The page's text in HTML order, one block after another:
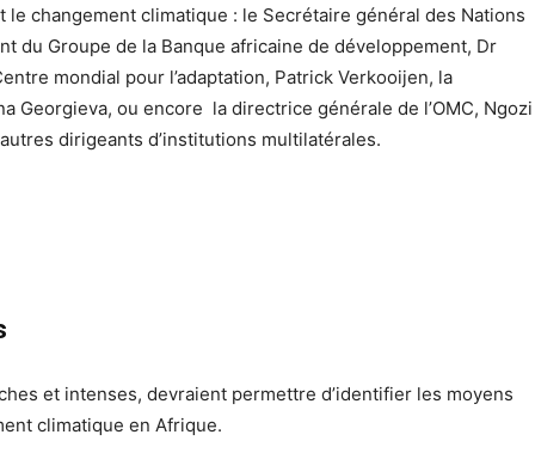
changement climatique : le Secrétaire général des Nations
du Groupe de la Banque africaine de développement, Dr
mondial pour l’adaptation, Patrick Verkooijen, la
Georgieva, ou encore la directrice générale de l’OMC, Ngozi
dirigeants d’institutions multilatérales.
et intenses, devraient permettre d’identifier les moyens
climatique en Afrique.